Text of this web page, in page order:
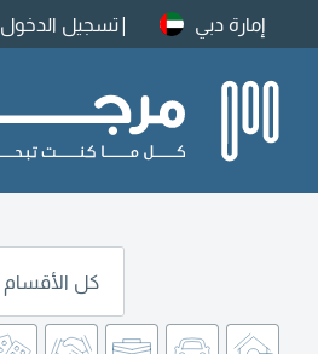
إمارة دبي تسجيل الدخول
كل الأقسام